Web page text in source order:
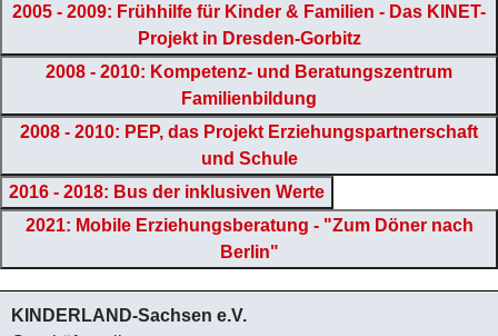
2005 - 2009: Frühhilfe für Kinder & Familien - Das KINET-
Projekt in Dresden-Gorbitz
2008 - 2010: Kompetenz- und Beratungszentrum
Familienbildung
2008 - 2010: PEP, das Projekt Erziehungspartnerschaft
und Schule
2016 - 2018: Bus der inklusiven Werte
2021: Mobile Erziehungsberatung - "Zum Döner nach
Berlin"
KINDERLAND-Sachsen e.V.